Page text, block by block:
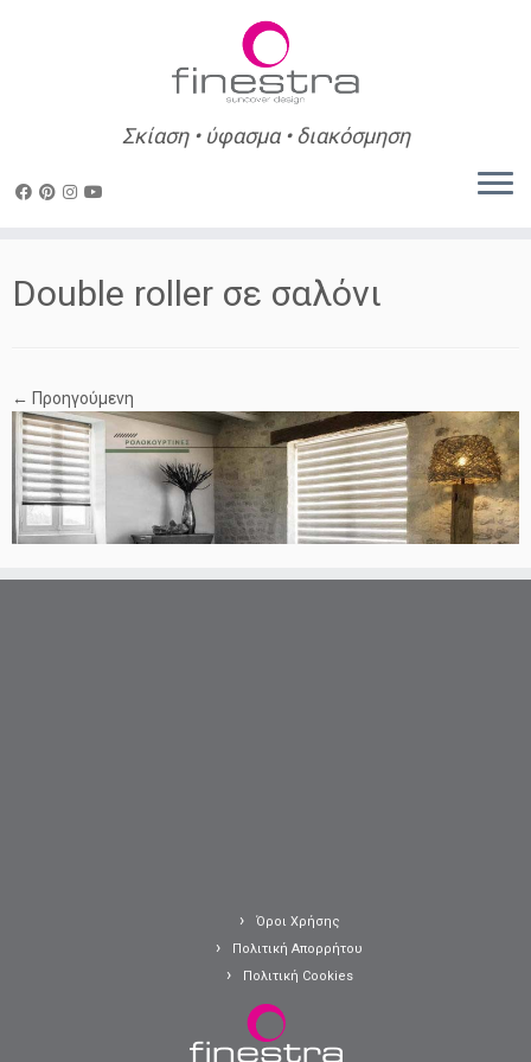
content
Σκίαση • ύφασμα • διακόσμηση
Double roller σε σαλόνι
← Προηγούμενη
Όροι Χρήσης
Πολιτική Απορρήτου
Πολιτική Cookies